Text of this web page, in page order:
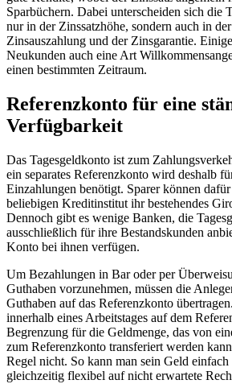
Sparbüchern. Dabei unterscheiden sich die
nur in der Zinssatzhöhe, sondern auch in
Zinsauszahlung und der Zinsgarantie.
Neukunden auch eine Art
einen bestimmten Zeitraum.
Referenzkonto für eine
Verfügbarkeit
Das Tagesgeldkonto ist zum
ein separates Referenzkonto wird deshalb
Einzahlungen benötigt. Sparer können
beliebigen Kreditinstitut ihr bestehendes
Dennoch gibt es wenige Banken, die
ausschließlich für ihre Bestandskunden
Konto bei ihnen verfügen.
Um Bezahlungen in Bar oder per
Guthaben vorzunehmen, müssen die
Guthaben auf das Referenzkonto
innerhalb eines Arbeitstages auf dem
Begrenzung für die Geldmenge, das von
zum Referenzkonto transferiert werden
Regel nicht. So kann man sein Geld einfach
gleichzeitig flexibel auf nicht erwartete